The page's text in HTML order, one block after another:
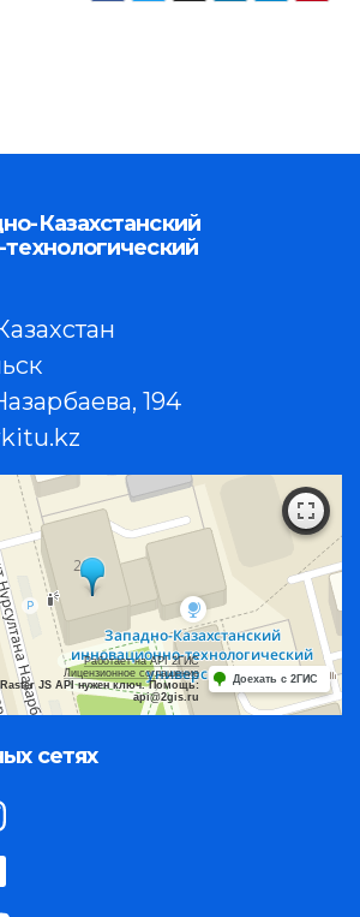
Казахстанский
194
Работает на API 2ГИС
Лицензионное соглашение
JS API нужен ключ. Помощь:
api@2gis.ru
Доехать с 2ГИС
сетях